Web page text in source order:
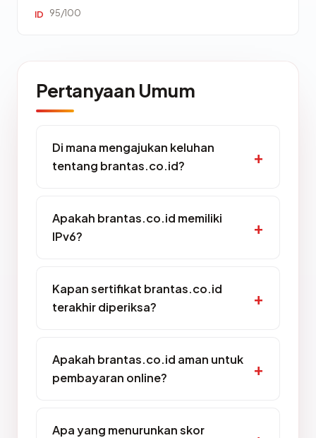
ID 95/100
Pertanyaan Umum
Di mana mengajukan keluhan
tentang brantas.co.id?
Apakah brantas.co.id memiliki
IPv6?
Kapan sertifikat brantas.co.id
terakhir diperiksa?
Apakah brantas.co.id aman untuk
pembayaran online?
Apa yang menurunkan skor